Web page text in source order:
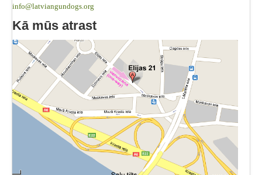
info@latviangundogs.org
Kā mūs atrast